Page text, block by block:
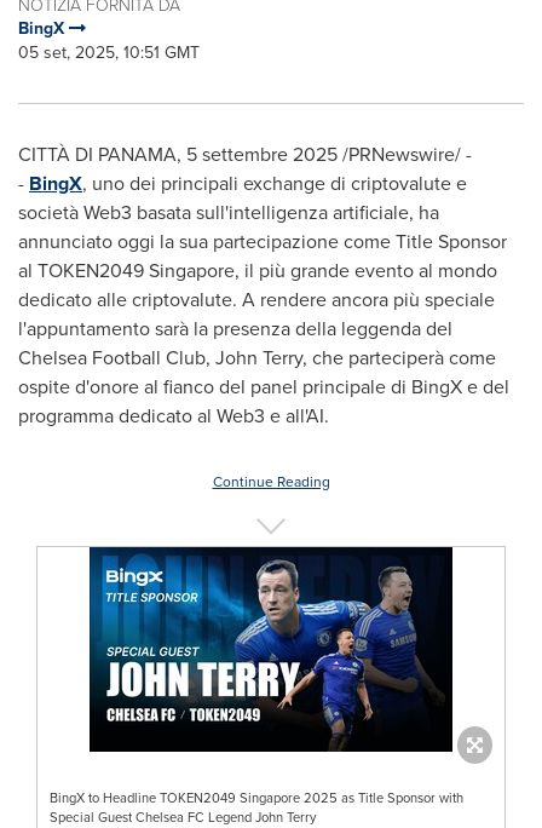
BingX
05 set, 2025, 10:51 GMT
CITTÀ DI PANAMA, 5 settembre 2025/PRNewswire/ -
- BingX, uno dei principali exchange di criptovalute e
società Web3 basata sull'intelligenza artificiale, ha
annunciato oggi la sua partecipazione come Title Sponsor
al TOKEN2049Singapore, il più grande evento al mondo
dedicato alle criptovalute. A rendere ancora più speciale
l'appuntamento sarà la presenza della leggenda del
Chelsea Football Club, John Terry, che parteciperà come
ospite d'onore al fianco del panel principale di BingX e del
programma dedicato al Web3 e all'AI.
Continue Reading
BingX to Headline TOKEN2049 Singapore 2025 as Title Sponsor with
Special Guest Chelsea FC Legend John Terry